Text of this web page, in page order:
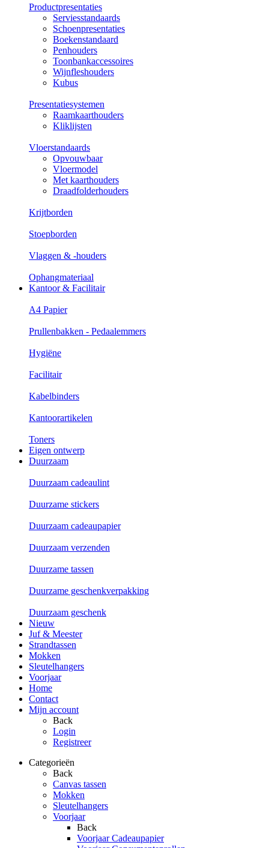
Productpresentaties
Serviesstandaards
Schoenpresentaties
Boekenstandaard
Penhouders
Toonbankaccessoires
Wijnfleshouders
Kubus
Presentatiesystemen
Raamkaarthouders
Kliklijsten
Vloerstandaards
Opvouwbaar
Vloermodel
Met kaarthouders
Draadfolderhouders
Krijtborden
Stoepborden
Vlaggen & -houders
Ophangmateriaal
Kantoor & Facilitair
A4 Papier
Prullenbakken - Pedaalemmers
Hygiëne
Facilitair
Kabelbinders
Kantoorartikelen
Toners
Eigen ontwerp
Duurzaam
Duurzaam cadeaulint
Duurzame stickers
Duurzaam cadeaupapier
Duurzaam verzenden
Duurzame tassen
Duurzame geschenkverpakking
Duurzaam geschenk
Nieuw
Juf & Meester
Strandtassen
Mokken
Sleutelhangers
Voorjaar
Home
Contact
Mijn account
Back
Login
Registreer
Categorieën
Back
Canvas tassen
Mokken
Sleutelhangers
Voorjaar
Back
Voorjaar Cadeaupapier